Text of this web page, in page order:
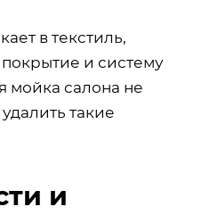
в текстиль,
и систему
мойка салона не
такие
и